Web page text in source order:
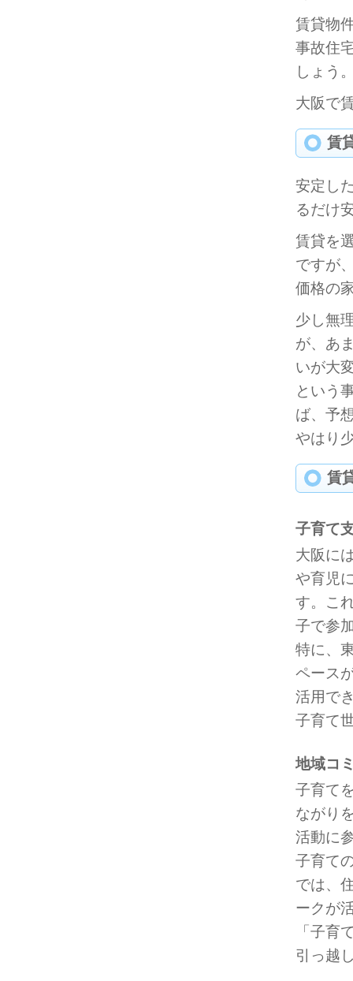
賃貸物
事故住
しょう
大阪で
賃
安定し
るだけ
賃貸を
ですが
価格の
少し無
が、あ
いが大
という
ば、予
やはり
賃
子育て
大阪に
や育児
す。こ
子で参
特に、
ペース
活用で
子育て
地域コ
子育て
ながり
活動に
子育て
では、
ークが
「子育
引っ越